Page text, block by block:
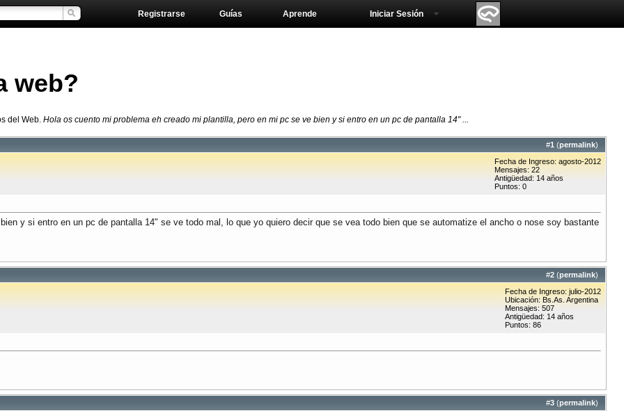
Aprende
Guías
Registrarse Iniciar Sesión
web?
del Web. Hola os cuento mi problema eh creado mi plantilla, pero en mi pc se ve bien y si entro en un pc de pantalla 14" ...
#1 (permalink)
Fecha de Ingreso: agosto-2012
Mensajes: 22
Antigüedad: 14 años
Puntos: 0
y si entro en un pc de pantalla 14" se ve todo mal, lo que yo quiero decir que se vea todo bien que se automatize el ancho o nose soy bastante
#2 (permalink)
Fecha de Ingreso: julio-2012
Ubicación: Bs.As. Argentina
Mensajes: 507
Antigüedad: 14 años
Puntos: 86
#3 (permalink)